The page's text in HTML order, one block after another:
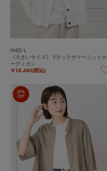
INED L
《大きいサイズ》 Vネックサマーニットカ
ーディガン
￥18,480(税込)
25%
OFF